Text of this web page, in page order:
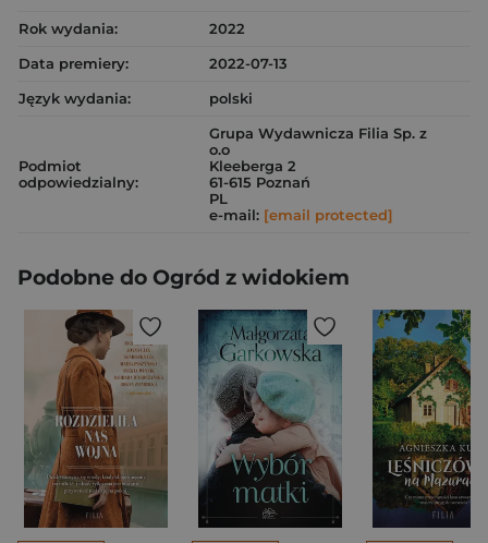
Rok wydania:
2022
Data premiery:
2022-07-13
Język wydania:
polski
Podmiot
odpowiedzialny:
Grupa Wydawnicza Filia Sp. z
o.o
Kleeberga 2
61-615 Poznań
PL
e-mail: [email protected]
Podobne do Ogród z widokiem